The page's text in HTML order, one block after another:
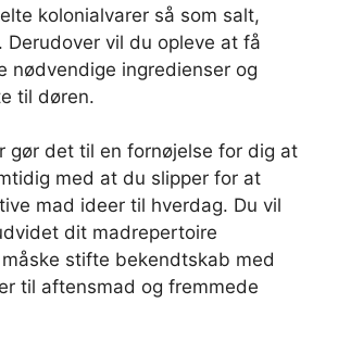
kolonialvarer så som salt,
Derudover vil du opleve at få
nødvendige ingredienser og
til døren.
gør det til en fornøjelse for dig at
med at du slipper for at
mad ideer til hverdag. Du vil
dit madrepertoire
stifte bekendtskab med
til aftensmad og fremmede